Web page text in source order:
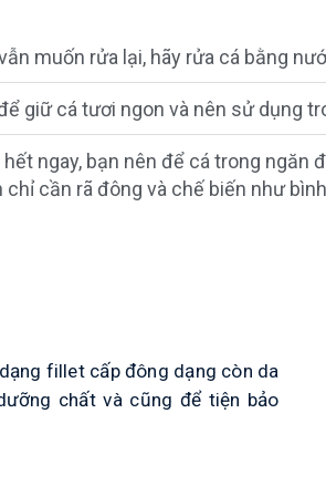
muốn rửa lại, hãy rửa cá bằng
giữ cá tươi ngon và nên sử dụng
ngay, bạn nên để cá trong ngăn
cần rã đông và chế biến như
fillet cấp đông dạng còn da
chất và cũng để tiện bảo